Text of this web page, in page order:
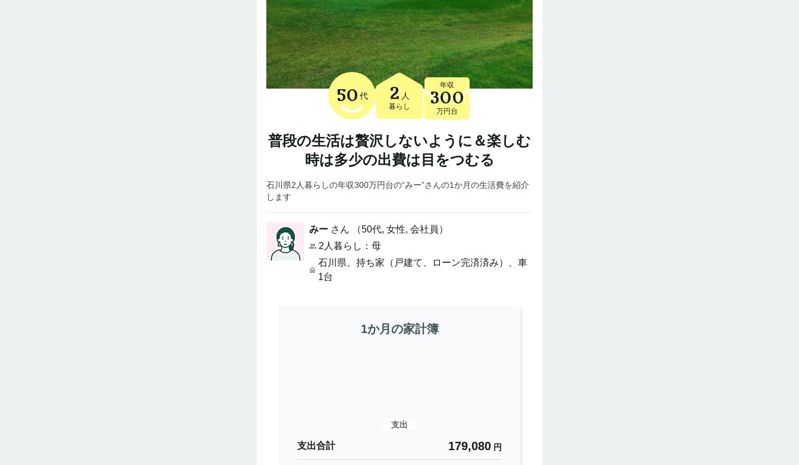
50 代 2 人
暮らし
年収
300
万円台
普段の生活は贅沢しないように＆楽しむ
時は多少の出費は目をつむる
石川県2人暮らしの年収300万円台の“みー”さんの1か月の生活費を紹介
します
みー さん （50代, 女性, 会社員 ）
2人暮らし ：母
石川県 、持ち家（戸建て、ローン完済済み） 、車
1台
1か月の家計簿
支出
支出合計 179,080 円